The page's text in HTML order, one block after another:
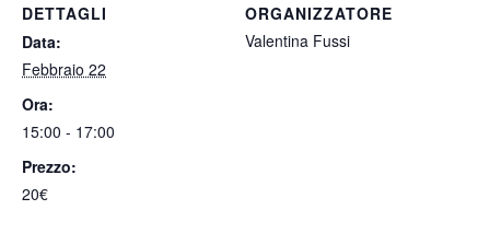
DETTAGLI
Data:
Febbraio 22
Ora:
15:00 - 17:00
Prezzo:
20€
ORGANIZZATORE
Valentina Fussi